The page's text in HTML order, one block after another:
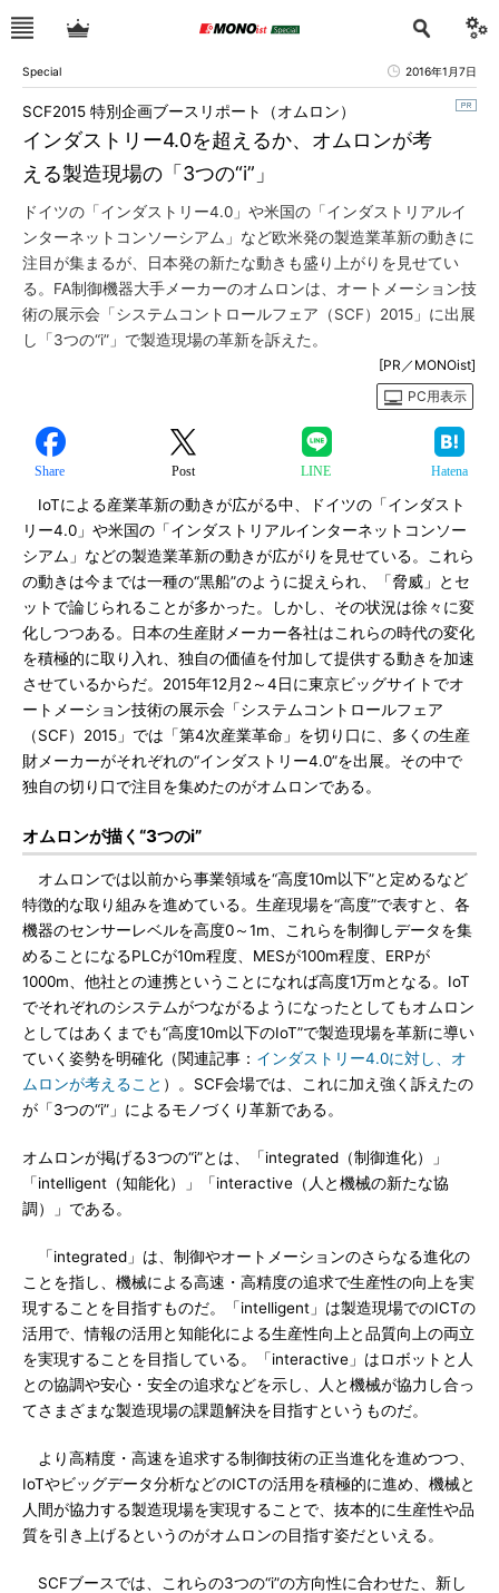
Special 2016年1月7日
インダストリー4.0を超えるか、オムロンが考
える製造現場の「3つの“i”」
SCF2015 特別企画ブースリポート（オムロン）
ドイツの「インダストリー4.0」や米国の「インダストリアルイ
ンターネットコンソーシアム」など欧米発の製造業革新の動きに
注目が集まるが、日本発の新たな動きも盛り上がりを見せてい
る。FA制御機器大手メーカーのオムロンは、オートメーション技
術の展示会「システムコントロールフェア（SCF）2015」に出展
し「3つの“i”」で製造現場の革新を訴えた。
[PR／MONOist]
PC用表示
Share Post LINE Hatena
IoTによる産業革新の動きが広がる中、ドイツの「インダスト
リー4.0」や米国の「インダストリアルインターネットコンソー
シアム」などの製造業革新の動きが広がりを見せている。これら
の動きは今までは一種の“黒船”のように捉えられ、「脅威」とセ
ットで論じられることが多かった。しかし、その状況は徐々に変
化しつつある。日本の生産財メーカー各社はこれらの時代の変化
を積極的に取り入れ、独自の価値を付加して提供する動きを加速
させているからだ。2015年12月2～4日に東京ビッグサイトでオ
ートメーション技術の展示会「システムコントロールフェア
（SCF）2015」では「第4次産業革命」を切り口に、多くの生産
財メーカーがそれぞれの“インダストリー4.0”を出展。その中で
独自の切り口で注目を集めたのがオムロンである。
オムロンが描く“3つのi”
オムロンでは以前から事業領域を“高度10m以下”と定めるなど
特徴的な取り組みを進めている。生産現場を“高度”で表すと、各
機器のセンサーレベルを高度0～1m、これらを制御しデータを集
めることになるPLCが10m程度、MESが100m程度、ERPが
1000m、他社との連携ということになれば高度1万mとなる。IoT
でそれぞれのシステムがつながるようになったとしてもオムロン
としてはあくまでも“高度10m以下のIoT”で製造現場を革新に導い
ていく姿勢を明確化（関連記事： インダストリー4.0に対し、オ
ムロンが考えること ）。SCF会場では、これに加え強く訴えたの
が「3つの“i”」によるモノづくり革新である。
オムロンが掲げる3つの“i”とは、「integrated（制御進化）」
「intelligent（知能化）」「interactive（人と機械の新たな協
調）」である。
「integrated」は、制御やオートメーションのさらなる進化の
ことを指し、機械による高速・高精度の追求で生産性の向上を実
現することを目指すものだ。「intelligent」は製造現場でのICTの
活用で、情報の活用と知能化による生産性向上と品質向上の両立
を実現することを目指している。「interactive」はロボットと人
との協調や安心・安全の追求などを示し、人と機械が協力し合っ
てさまざまな製造現場の課題解決を目指すというものだ。
より高精度・高速を追求する制御技術の正当進化を進めつつ、
IoTやビッグデータ分析などのICTの活用を積極的に進め、機械と
人間が協力する製造現場を実現することで、抜本的に生産性や品
質を引き上げるというのがオムロンの目指す姿だといえる。
SCFブースでは、これらの3つの“i”の方向性に合わせた、新し